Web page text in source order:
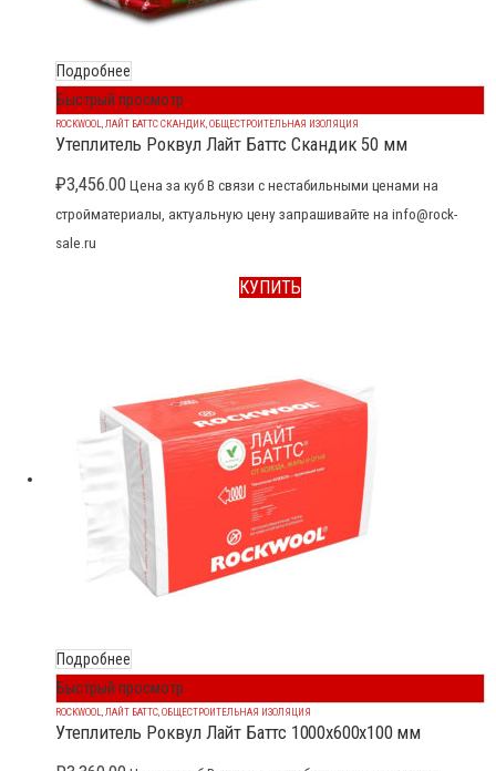
Подробнее
Быстрый просмотр
ROCKWOOL ЛАЙТ БАТТС СКАНДИК ОБЩЕСТРОИТЕЛЬНАЯ ИЗОЛЯЦИЯ
Утеплитель Роквул Лайт Баттс Скандик 50 мм
₽3,456.00 Цена за куб В связи с нестабильными ценами на
стройматериалы, актуальную цену запрашивайте на info@rock-
sale.ru
КУПИТЬ
Подробнее
Быстрый просмотр
ROCKWOOL ЛАЙТ БАТТС ОБЩЕСТРОИТЕЛЬНАЯ ИЗОЛЯЦИЯ
Утеплитель Роквул Лайт Баттс 1000x600x100 мм